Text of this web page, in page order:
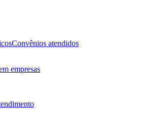
Convênios atendidos
empresas